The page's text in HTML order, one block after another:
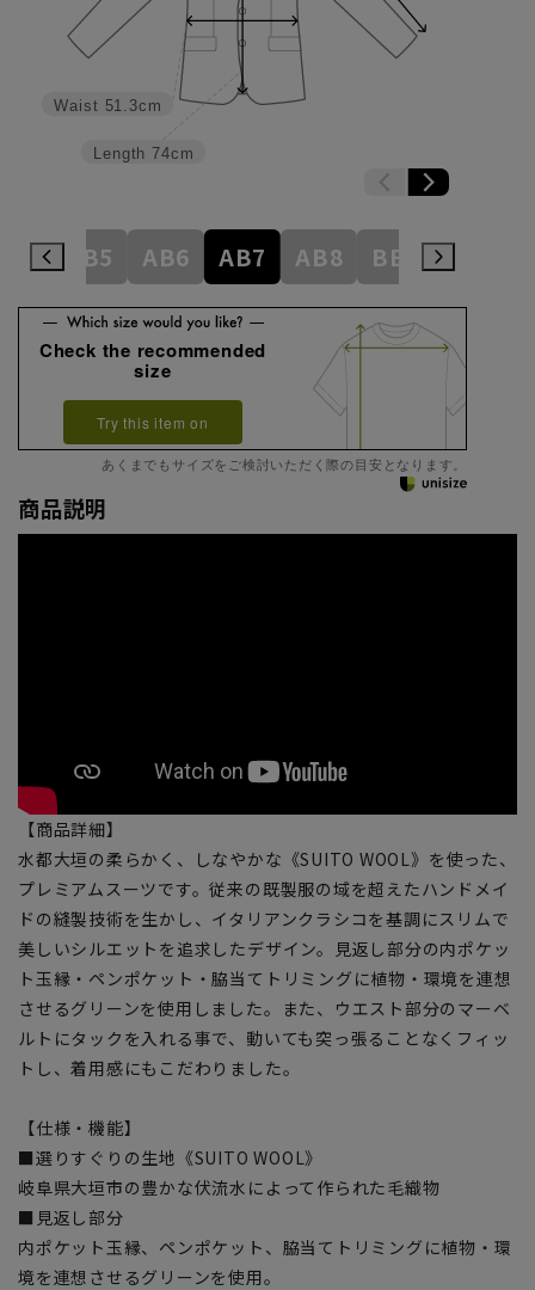
Length 74cm
Waist 51.3cm
AB5 AB6 AB7 AB8 BE3 BE4
Check the recommended
size
Try this item on
あくまでもサイズをご検討いただく際の目安となります。
商品説明
【商品詳細】
水都大垣の柔らかく、しなやかな《SUITO WOOL》を使った、
プレミアムスーツです。従来の既製服の域を超えたハンドメイ
ドの縫製技術を生かし、イタリアンクラシコを基調にスリムで
美しいシルエットを追求したデザイン。見返し部分の内ポケッ
ト玉縁・ペンポケット・脇当てトリミングに植物・環境を連想
させるグリーンを使用しました。また、ウエスト部分のマーベ
ルトにタックを入れる事で、動いても突っ張ることなくフィッ
トし、着用感にもこだわりました。
【仕様・機能】
■選りすぐりの生地《SUITO WOOL》
岐阜県大垣市の豊かな伏流水によって作られた毛織物
■見返し部分
内ポケット玉縁、ペンポケット、脇当てトリミングに植物・環
境を連想させるグリーンを使用。